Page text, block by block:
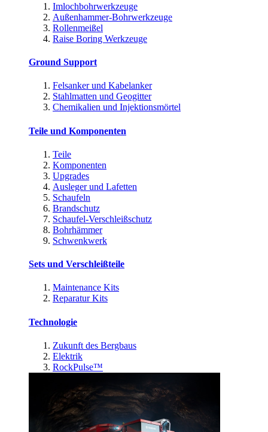
Imlochbohrwerkzeuge
Außenhammer-Bohrwerkzeuge
Rollenmeißel
Raise Boring Werkzeuge
Ground Support
Felsanker und Kabelanker
Stahlmatten und Geogitter
Chemikalien und Injektionsmörtel
Teile und Komponenten
Teile
Komponenten
Upgrades
Ausleger und Lafetten
Schaufeln
Brandschutz
Schaufel-Verschleißschutz
Bohrhämmer
Schwenkwerk
Sets und Verschleißteile
Maintenance Kits
Reparatur Kits
Technologie
Zukunft des Bergbaus
Elektrik
RockPulse™